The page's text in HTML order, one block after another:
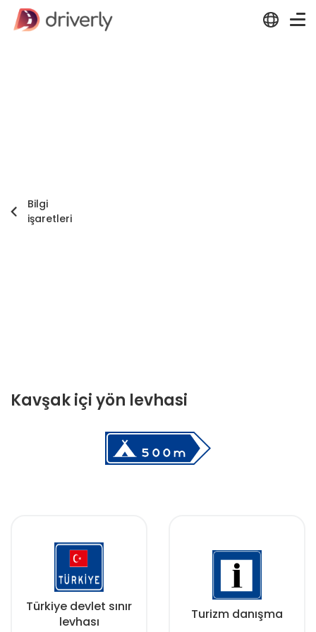
Bilgi
işaretleri
Kavşak içi yön levhasi
Türkiye devlet sınır
levhası
Turizm danışma